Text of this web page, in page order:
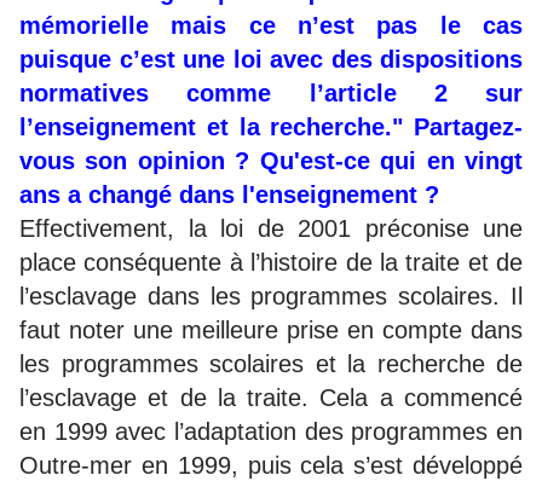
mémorielle mais ce n’est pas le cas
puisque c’est une loi avec des dispositions
normatives comme l’article 2 sur
l’enseignement et la recherche." Partagez-
vous son opinion ? Qu'est-ce qui en vingt
ans a changé dans l'enseignement ?
Effectivement, la loi de 2001 préconise une
place conséquente à l’histoire de la traite et de
l’esclavage dans les programmes scolaires. Il
faut noter une meilleure prise en compte dans
les programmes scolaires et la recherche de
l’esclavage et de la traite. Cela a commencé
en 1999 avec l’adaptation des programmes en
Outre-mer en 1999, puis cela s’est développé